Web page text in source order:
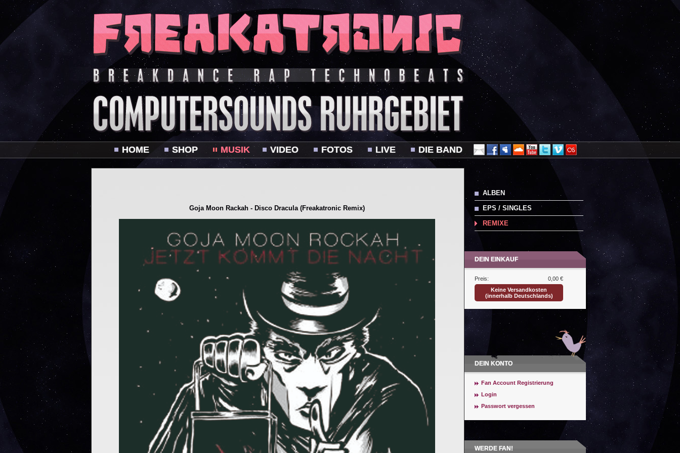
HOME SHOP MUSIK VIDEO FOTOS LIVE DIE BAND
Goja Moon Rackah - Disco Dracula (Freakatronic Remix)
ALBEN
EPS / SINGLES
REMIXE
DEIN EINKAUF
Preis:
0,00 €
Keine Versandkosten
(innerhalb Deutschlands)
DEIN KONTO
Fan Account Registrierung
Login
Passwort vergessen
WERDE FAN!